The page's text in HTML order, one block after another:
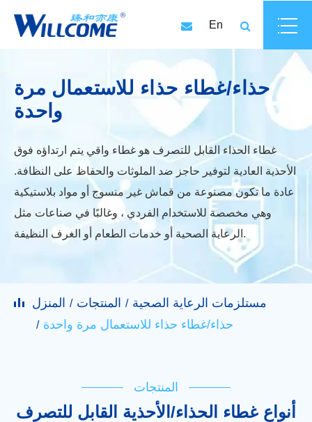
En
حذاء/غطاء حذاء للاستعمال مرة
واحدة
غطاء الحذاء القابل للتصرف هو غطاء واقي يتم ارتداؤه فوق
الأحذية العادية لتوفير حاجز ضد الملوثات والحفاظ على النظافة.
عادة ما تكون مصنوعة من قماش غير منسوج أو مواد بلاستيكية
وهي مخصصة للاستخدام الفردي ، وغالبًا في صناعات مثل
الرعاية الصحية أو خدمات الطعام أو الغرف النظيفة.
المنزل المنتجات
مستلزمات الرعاية الصحية
حذاء/غطاء حذاء للاستعمال مرة واحدة
المنتجات
أنواع غطاء الحذاء/الأحذية القابل للتصرف